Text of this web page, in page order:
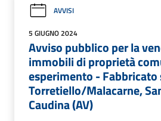
AVVISI
5 GIUGNO 2024
Avviso pubblico per la
immobili di proprietà
esperimento -
Torretiello/Malacarne,
Caudina (AV)